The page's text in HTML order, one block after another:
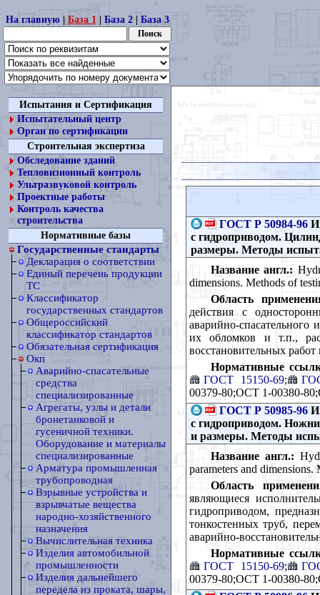
На главную| База 1| База 2| База 3
Испытания и Сертификация
Испытательный центр
Орган по сертификации
Строительная экспертиза
Обследование зданий
Тепловизионный контроль
Ультразвуковой контроль
Проектные работы
Контроль качества
строительства
Нормативные базы
Государственные стандарты
Декларация о соответствии
Единый перечень продукции
ТС
Классификатор
государственных стандартов
Общероссийский
классификатор стандартов
Обязательная сертификация
Окп
Аварийно-спасательные
средства
специализированные
Агрегаты, узлы и детали
бронетанковой и
гусеничной техники.
Оборудование и материалы
специализированные
Арматура промышленная
трубопроводная
Взрывные устройства и
взрывчатые вещества
народно-хозяйственного
назначения
Вычислительная техника
Изделия автомобильной
промышленности
Изделия дальнейшего
передела из проката, шары,
ГОСТ Р 50984-96
с гидроприводом.
размеры. Методы
Название англ.:
dimensions. Methods of
Область
действия с
аварийно-
их обломков и т.п.,
восстановительных
Нормативные
ГОСТ 15150-69;
00379-80;ОСТ 1-00380-
ГОСТ Р 50985-96
с гидроприводом.
и размеры. Методы
Название англ.:
parameters and dimensions.
Область
являющиеся
гидроприводом,
тонкостенных труб,
аварийно-
Нормативные
ГОСТ 15150-69;
00379-80;ОСТ 1-00380-